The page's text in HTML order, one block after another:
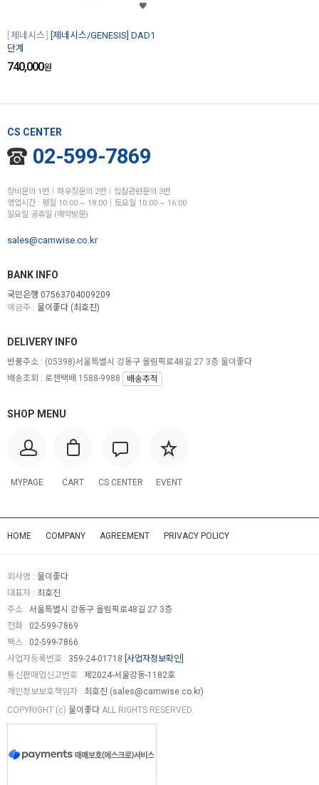
제네시스
[제네시스/GENESIS] DAD1
단계
740,000원
CS CENTER
02-599-7869
장비문의 1번│하우징문의 2번│입찰관련문의 3번
영업시간 : 평일 10:00 ~ 18:00│토요일 10:00 ~ 16:00
일요일 공휴일 (예약방문)
sales@camwise.co.kr
BANK INFO
국민은행 07563704009209
예금주 : 물이좋다 (최호진)
SHOP MENU
MYPAGE CART CS CENTER EVENT
DELIVERY INFO
반품주소 : (05398)서울특별시 강동구 올림픽로48길 27 3층 물이좋다
배송조회 : 로젠택배 1588-9988
배송추적
HOME COMPANY AGREEMENT PRIVACY POLICY
회사명 : 물이좋다
대표자 : 최호진
주소 : 서울특별시 강동구 올림픽로48길 27 3층
전화 : 02-599-7869
팩스 : 02-599-7866
사업자등록번호 : 359-24-01718 [사업자정보확인]
통신판매업신고번호 : 제2024-서울강동-1182호
개인정보보호책임자 : 최호진 (sales@camwise.co.kr)
COPYRIGHT (c) 물이좋다 ALL RIGHTS RESERVED.